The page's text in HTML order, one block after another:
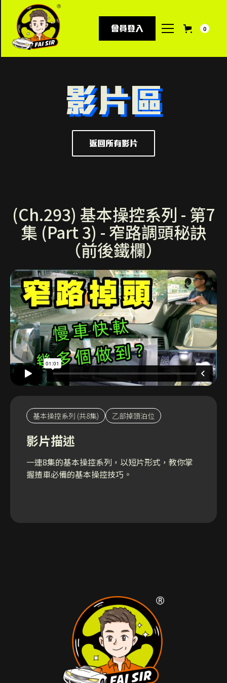
會員登入 0
影片區
返回所有影片
(Ch.293) 基本操控系列 - 第7
集 (Part 3) - 窄路調頭秘訣
（前後鐵欄）
基本操控系列 (共8集) 乙部掉頭泊位
影片描述
一連8集的基本操控系列，以短片形式，教你掌
握揸車必備的基本操控技巧。